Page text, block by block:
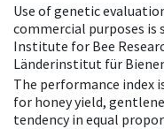
Use of genetic
commercial purposes is
Institute for Bee
Länderinstitut für
The performance index
for honey yield,
tendency in equal